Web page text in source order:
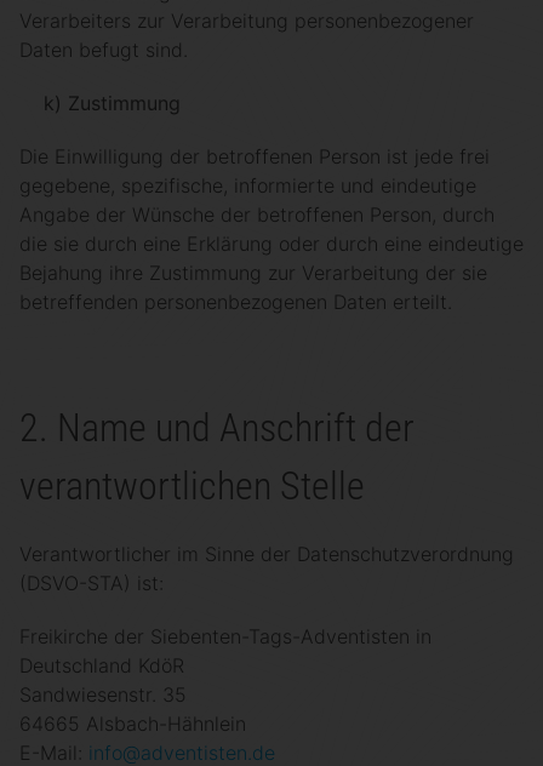
Verarbeiters zur Verarbeitung personenbezogener
Daten befugt sind.
k) Zustimmung
Die Einwilligung der betroffenen Person ist jede frei
gegebene, spezifische, informierte und eindeutige
Angabe der Wünsche der betroffenen Person, durch
die sie durch eine Erklärung oder durch eine eindeutige
Bejahung ihre Zustimmung zur Verarbeitung der sie
betreffenden personenbezogenen Daten erteilt.
2. Name und Anschrift der
verantwortlichen Stelle
Verantwortlicher im Sinne der Datenschutzverordnung
(DSVO-STA) ist:
Freikirche der Siebenten-Tags-Adventisten in
Deutschland KdöR
Sandwiesenstr. 35
64665 Alsbach-Hähnlein
E-Mail: info@adventisten.de